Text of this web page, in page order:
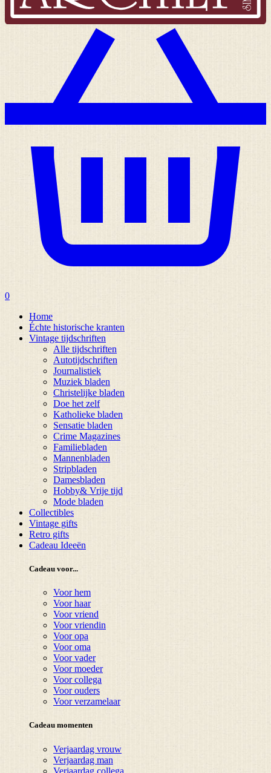
0
Home
Échte historische kranten
Vintage tijdschriften
Alle tijdschriften
Autotijdschriften
Journalistiek
Muziek bladen
Christelijke bladen
Doe het zelf
Katholieke bladen
Sensatie bladen
Crime Magazines
Familiebladen
Mannenbladen
Stripbladen
Damesbladen
Hobby& Vrije tijd
Mode bladen
Collectibles
Vintage gifts
Retro gifts
Cadeau Ideeën
Cadeau voor...
Voor hem
Voor haar
Voor vriend
Voor vriendin
Voor opa
Voor oma
Voor vader
Voor moeder
Voor collega
Voor ouders
Voor verzamelaar
Cadeau momenten
Verjaardag vrouw
Verjaardag man
Verjaardag collega